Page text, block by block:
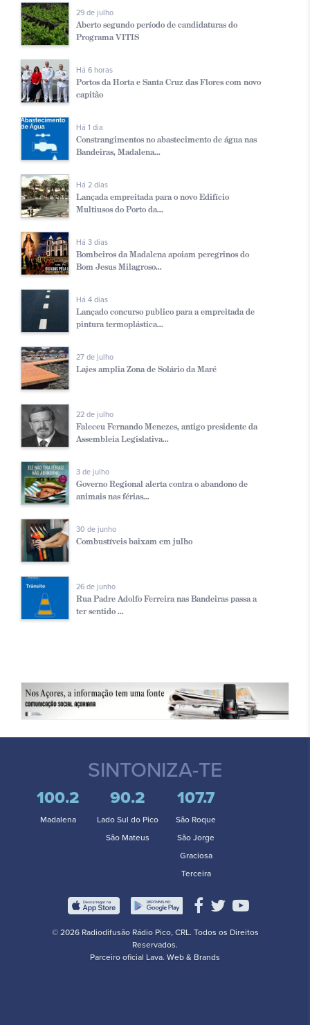
29 de julho
Aberto segundo período de candidaturas do
Programa VITIS
Há 6 horas
Portos da Horta e Santa Cruz das Flores com novo
capitão
Há 1 dia
Constrangimentos no abastecimento de água nas
Bandeiras, Madalena...
Há 2 dias
Lançada empreitada para o novo Edifício
Multiusos do Porto da...
Há 3 dias
Bombeiros da Madalena apoiam peregrinos do
Bom Jesus Milagroso...
Há 4 dias
Lançado concurso publico para a empreitada de
pintura termoplástica...
27 de julho
Lajes amplia Zona de Solário da Maré
22 de julho
Faleceu Fernando Menezes, antigo presidente da
Assembleia Legislativa...
3 de julho
Governo Regional alerta contra o abandono de
animais nas férias...
30 de junho
Combustíveis baixam em julho
26 de junho
Rua Padre Adolfo Ferreira nas Bandeiras passa a
ter sentido ...
SINTONIZA-TE
100.2
Madalena
90.2
Lado Sul do Pico
São Mateus
107.7
São Roque
São Jorge
Graciosa
Terceira
© 2026 Radiodifusão Rádio Pico, CRL. Todos os Direitos
Reservados.
Parceiro oficial Lava. Web & Brands